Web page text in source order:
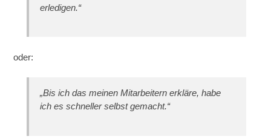
erledigen.“
oder:
„Bis ich das meinen Mitarbeitern erkläre, habe
ich es schneller selbst gemacht.“